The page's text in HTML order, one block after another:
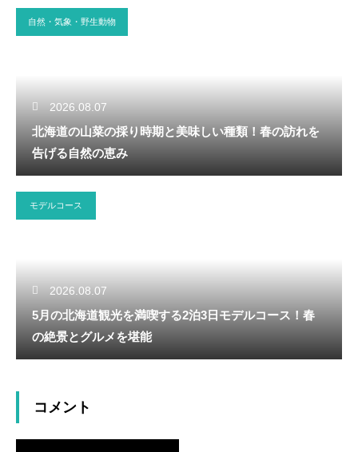
自然・気象・野生動物
2026.08.07
北海道の山菜の採り時期と美味しい種類！春の訪れを
告げる自然の恵み
モデルコース
2026.08.07
5月の北海道観光を満喫する2泊3日モデルコース！春
の絶景とグルメを堪能
コメント